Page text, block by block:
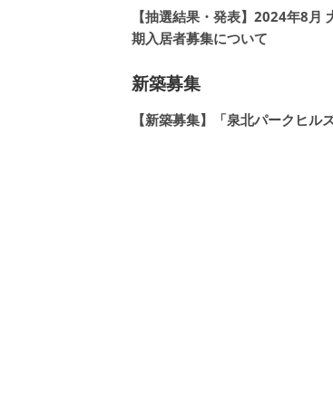
【抽選結果・発表】2024年8
期入居者募集について
新築募集
【新築募集】「泉北パークヒル